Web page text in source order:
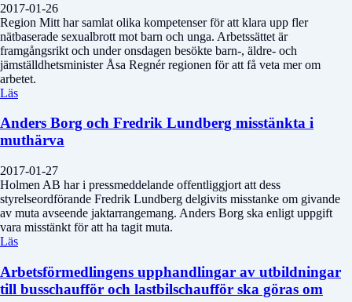
2017-01-26
Region Mitt har samlat olika kompetenser för att klara upp fler
nätbaserade sexualbrott mot barn och unga. Arbetssättet är
framgångsrikt och under onsdagen besökte barn-, äldre- och
jämställdhetsminister Åsa Regnér regionen för att få veta mer om
arbetet.
Läs
Anders Borg och Fredrik Lundberg misstänkta i
muthärva
2017-01-27
Holmen AB har i pressmeddelande offentliggjort att dess
styrelseordförande Fredrik Lundberg delgivits misstanke om givande
av muta avseende jaktarrangemang. Anders Borg ska enligt uppgift
vara misstänkt för att ha tagit muta.
Läs
Arbetsförmedlingens upphandlingar av utbildningar
till busschaufför och lastbilschaufför ska göras om